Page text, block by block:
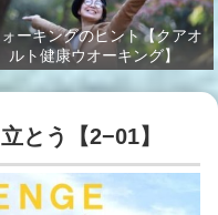
ーキングのヒント【クアオ
ルト健康ウオーキング】
No.003
とう【2−01】